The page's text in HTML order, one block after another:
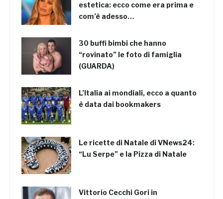
estetica: ecco come era prima e
com’è adesso…
30 buffi bimbi che hanno
“rovinato” le foto di famiglia
(GUARDA)
L’Italia ai mondiali, ecco a quanto
è data dai bookmakers
Le ricette di Natale di VNews24:
“Lu Serpe” e la Pizza di Natale
Vittorio Cecchi Gori in